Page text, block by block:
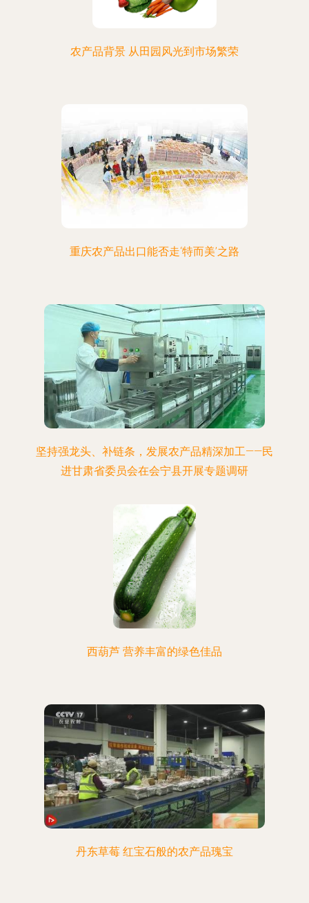
农产品背景 从田园风光到市场繁荣
重庆农产品出口能否走‘特而美’之路
坚持强龙头、补链条，发展农产品精深加工——民
进甘肃省委员会在会宁县开展专题调研
西葫芦 营养丰富的绿色佳品
丹东草莓 红宝石般的农产品瑰宝